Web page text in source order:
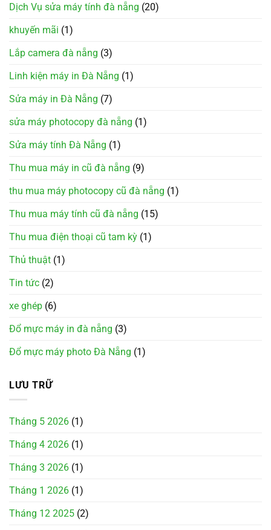
Dịch Vụ sửa máy tính đà nẵng (20)
khuyến mãi (1)
Lắp camera đà nẵng (3)
Linh kiện máy in Đà Nẵng (1)
Sửa máy in Đà Nẵng (7)
sửa máy photocopy đà nẵng (1)
Sửa máy tính Đà Nẵng (1)
Thu mua máy in cũ đà nẵng (9)
thu mua máy photocopy cũ đà nẵng (1)
Thu mua máy tính cũ đà nẵng (15)
Thu mua điện thoại cũ tam kỳ (1)
Thủ thuật (1)
Tin tức (2)
xe ghép (6)
Đổ mực máy in đà nẵng (3)
Đổ mực máy photo Đà Nẵng (1)
LƯU TRỮ
Tháng 5 2026 (1)
Tháng 4 2026 (1)
Tháng 3 2026 (1)
Tháng 1 2026 (1)
Tháng 12 2025 (2)